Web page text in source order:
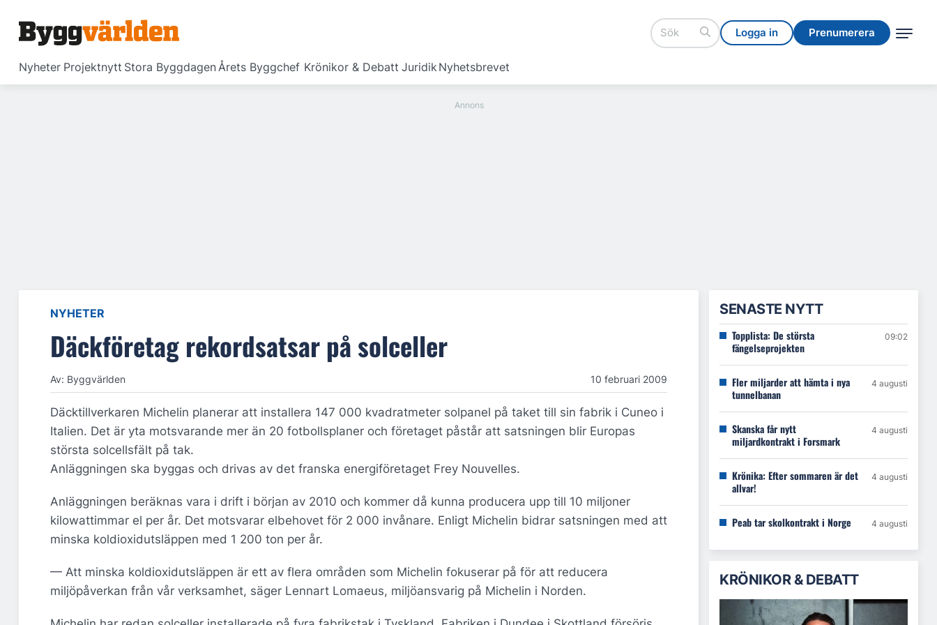
Logga in Prenumerera
Nyheter Projektnytt Stora ByggdagenÅrets Byggchef Krönikor & Debatt JuridikNyhetsbrevet
Logga in Prenumerera
NYHETER
Däckföretag rekordsatsar på solceller
Av: Byggvärlden 10 februari 2009
Däcktillverkaren Michelin planerar att installera 147 000 kvadratmeter solpanel på taket till sin fabrik i Cuneo i
Italien. Det är yta motsvarande mer än 20 fotbollsplaner och företaget påstår att satsningen blir Europas
största solcellsfält på tak.
Anläggningen ska byggas och drivas av det franska energiföretaget Frey Nouvelles.
Anläggningen beräknas vara i drift i början av 2010 och kommer då kunna producera upp till 10 miljoner
kilowattimmar el per år. Det motsvarar elbehovet för 2 000 invånare. Enligt Michelin bidrar satsningen med att
minska koldioxidutsläppen med 1 200 ton per år.
— Att minska koldioxidutsläppen är ett av flera områden som Michelin fokuserar på för att reducera
miljöpåverkan från vår verksamhet, säger Lennart Lomaeus, miljöansvarig på Michelin i Norden.
SENASTE NYTT
Topplista: De största
fängelseprojekten
09:02
Fler miljarder att hämta i nya
tunnelbanan
4 augusti
Skanska får nytt
miljardkontrakt i Forsmark
4 augusti
Krönika: Efter sommaren är det
allvar!
4 augusti
Peab tar skolkontrakt i Norge 4 augusti
KRÖNIKOR & DEBATT